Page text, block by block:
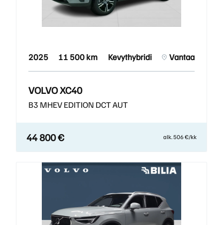
2025 11 500 km Kevythybridi Vantaa
VOLVO XC40
B3 MHEV EDITION DCT AUT
44 800 € alk. 506 €/kk